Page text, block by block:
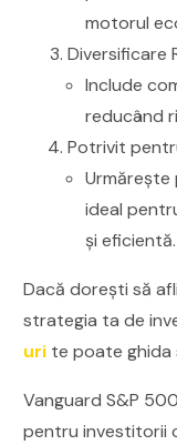
motorul
Diversificare
Include
reducând
Potrivit
Urmărește
ideal
și eficientă.
Dacă dorești să
strategia ta de
uri te poate ghida
Vanguard S&P
pentru investitorii